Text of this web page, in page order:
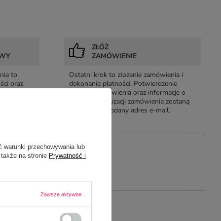
to
oraz
ZŁÓŻ
ZAMÓWIENIE
Ostatni krok to złożenie zamówienia i
dokonanie płatności. Potwierdzenie
złożenia zamówienia oraz informacje o
przebiegu realizacji zamówienia zostaną
wysłane na podany adres e-mail.
warunki przechowywania lub
na stronie Prywatność i
Zawsze aktywne